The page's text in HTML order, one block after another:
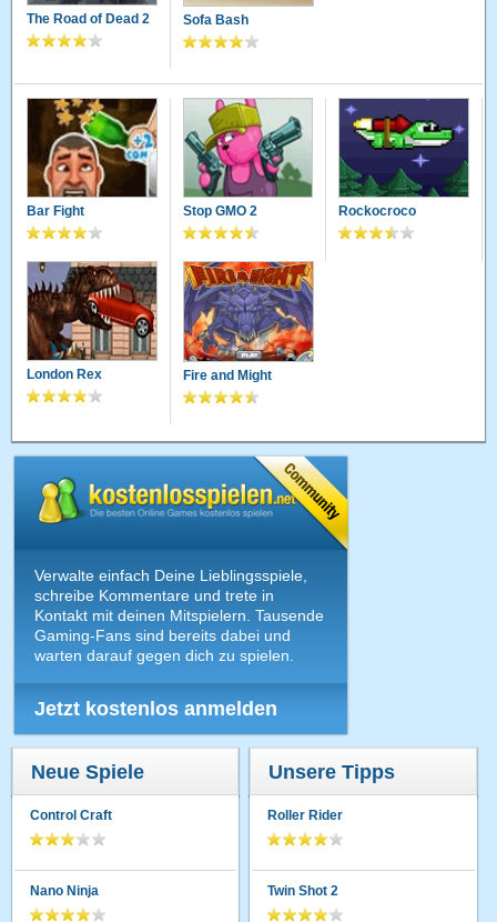
The Road of Dead 2 Sofa Bash
Bar Fight Stop GMO 2 Rockocroco
London Rex Fire and Might
Verwalte einfach Deine Lieblingsspiele,
schreibe Kommentare und trete in
Kontakt mit deinen Mitspielern. Tausende
Gaming-Fans sind bereits dabei und
warten darauf gegen dich zu spielen.
Jetzt kostenlos anmelden
Neue Spiele
Control Craft
Nano Ninja
Unsere Tipps
Roller Rider
Twin Shot 2